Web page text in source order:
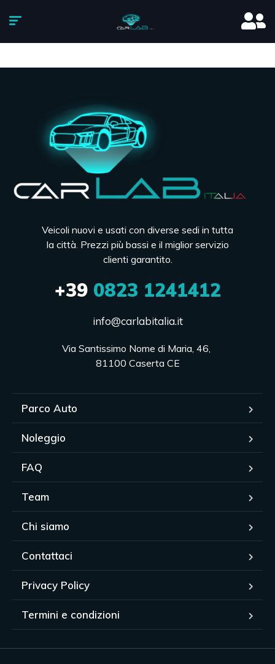
Veicoli nuovi e usati con diverse sedi in tutta
la città. Prezzi più bassi e il miglior servizio
clienti garantito.
+390823 1241412
info@carlabitalia.it
Via Santissimo Nome di Maria, 46,
81100 Caserta CE
Parco Auto
Noleggio
FAQ
Team
Chi siamo
Contattaci
Privacy Policy
Termini e condizioni